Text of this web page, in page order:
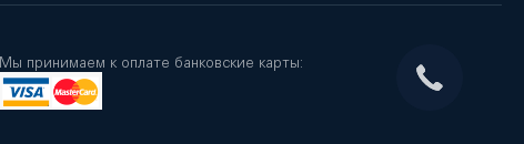
Мы принимаем к оплате банковские карты: